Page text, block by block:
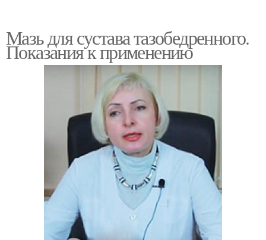
Мазь для сустава тазобедренного.
Показания к применению